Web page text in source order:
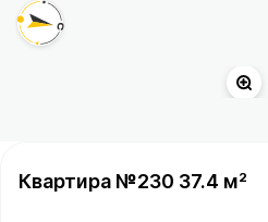
Квартира №230 37.4 м²